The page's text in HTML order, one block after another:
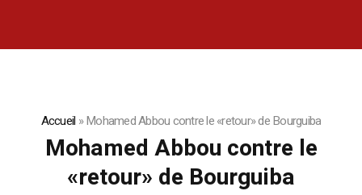
Accueil »Mohamed Abbou contre le «retour» de Bourguiba
Mohamed Abbou contre le
«retour» de Bourguiba